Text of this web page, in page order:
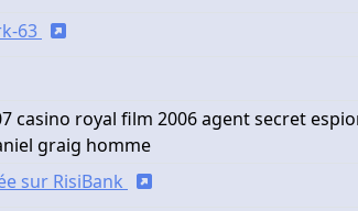
63
casino royal film 2006 agent secret
graig homme
sur RisiBank